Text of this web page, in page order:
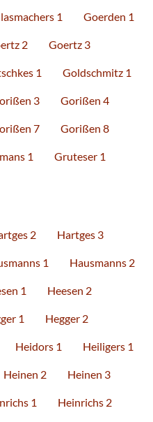
1 Goerden 1
2 Goertz 3
1 Goldschmitz 1
3 Gorißen 4
7 Gorißen 8
1 Gruteser 1
2 Hartges 3
1 Hausmanns 2
1 Heesen 2
1 Hegger 2
Heidors 1 Heiligers 1
Heinen 2 Heinen 3
1 Heinrichs 2